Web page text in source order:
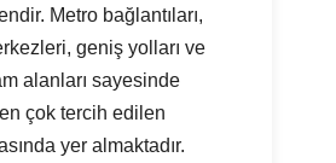
Metro bağlantıları,
geniş yolları ve
alanları sayesinde
en çok tercih edilen
yer almaktadır.